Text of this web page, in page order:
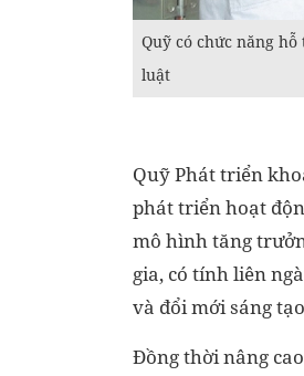
Quỹ có chức năng
luật
Quỹ Phát triển
phát triển hoạt
mô hình tăng
gia, có tính liên
và đổi mới sáng
Đồng thời nâng